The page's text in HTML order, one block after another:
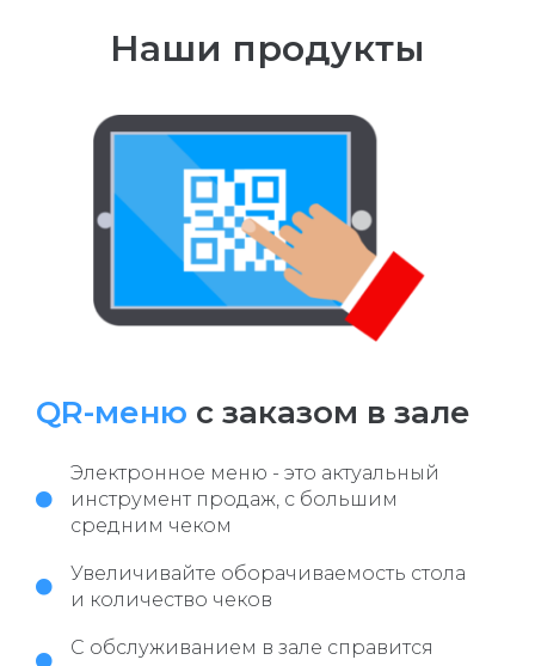
Наши продукты
QR-меню с заказом в зале
Электронное меню - это актуальный
инструмент продаж, с большим
средним чеком
Увеличивайте оборачиваемость стола
и количество чеков
С обслуживанием в зале справится